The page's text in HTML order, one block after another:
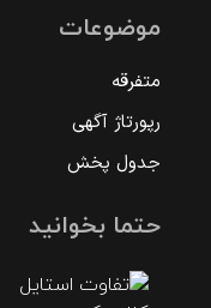
موضوعات
متفرقه
رپورتاژ آگهی
جدول پخش
حتما بخوانید